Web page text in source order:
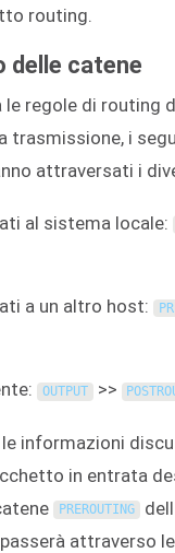
routing.
delle catene
le regole di routing
trasmissione, i
attraversati i
al sistema locale:
a un altro host:
OUTPUT >>
informazioni
in entrata
PREROUTING
passerà attraverso